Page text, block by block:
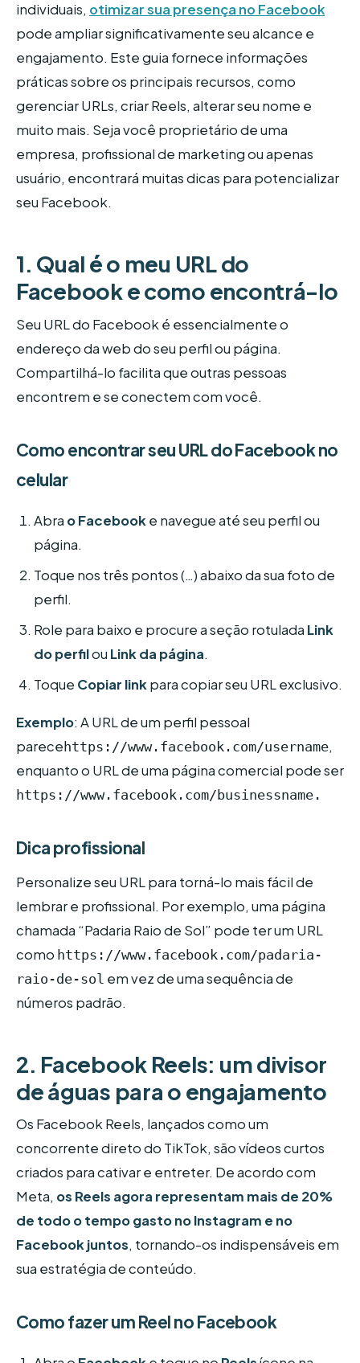
individuais, otimizar sua presença no Facebook
pode ampliar significativamente seu alcance e
engajamento. Este guia fornece informações
práticas sobre os principais recursos, como
gerenciar URLs, criar Reels, alterar seu nome e
muito mais. Seja você proprietário de uma
empresa, profissional de marketing ou apenas
usuário, encontrará muitas dicas para potencializar
seu Facebook.
1. Qual é o meu URL do
Facebook e como encontrá-lo
Seu URL do Facebook é essencialmente o
endereço da web do seu perfil ou página.
Compartilhá-lo facilita que outras pessoas
encontrem e se conectem com você.
Como encontrar seu URL do Facebook no
celular
Abra o Facebooke navegue até seu perfil ou
página.
Toque nos três pontos (…) abaixo da sua foto de
perfil.
Role para baixo e procure a seção rotulada Link
do perfilou Link da página.
Toque Copiar linkpara copiar seu URL exclusivo.
Exemplo: A URL de um perfil pessoal
parece https://www.facebook.com/username,
enquanto o URL de uma página comercial pode ser
https://www.facebook.com/businessname.
Dica profissional
Personalize seu URL para torná-lo mais fácil de
lembrar e profissional. Por exemplo, uma página
chamada “Padaria Raio de Sol” pode ter um URL
como https://www.facebook.com/padaria-
raio-de-sol em vez de uma sequência de
números padrão.
2. Facebook Reels: um divisor
de águas para o engajamento
Os Facebook Reels, lançados como um
concorrente direto do TikTok, são vídeos curtos
criados para cativar e entreter. De acordo com
Meta, os Reels agora representam mais de 20%
de todo o tempo gasto no Instagram e no
Facebook juntos, tornando-os indispensáveis em
sua estratégia de conteúdo.
Como fazer um Reel no Facebook